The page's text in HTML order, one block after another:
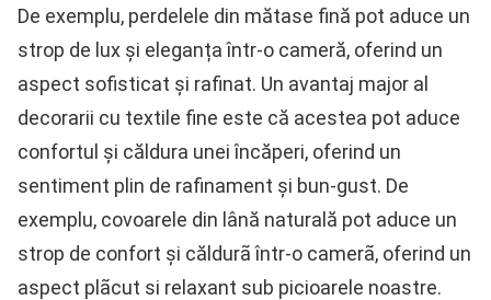
De exemplu, perdelele din mătase fină pot aduce un
strop de lux și eleganța într-o cameră, oferind un
aspect sofisticat și rafinat. Un avantaj major al
decorarii cu textile fine este că acestea pot aduce
confortul și căldura unei încăperi, oferind un
sentiment plin de rafinament și bun-gust. De
exemplu, covoarele din lână naturală pot aduce un
strop de confort și căldurã într-o camerã, oferind un
aspect plãcut si relaxant sub picioarele noastre.